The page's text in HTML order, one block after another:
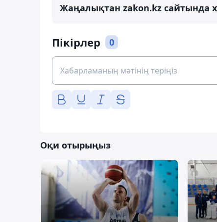
Жаңалықтан zakon.kz сайтында
Пікірлер 0
Оқи отырыңыз